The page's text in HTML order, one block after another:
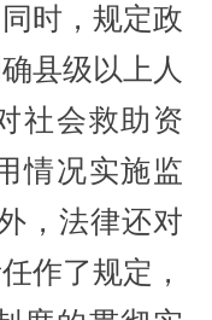
时，规定政
县级以上人
社会救助资
情况实施监
，法律还对
作了规定，